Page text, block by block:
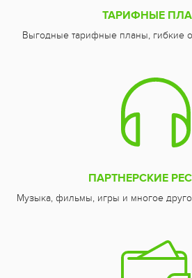
ТАРИФНЫЕ
Выгодные тарифные планы, гибкие
ПАРТНЕРСКИЕ
Музыка, фильмы, игры и многое